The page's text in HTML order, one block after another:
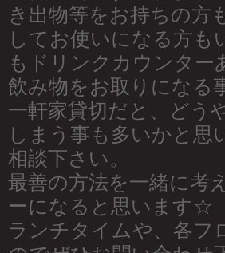
き出物等をお持ちの方
してお使いになる方
もドリンクカウンタ
飲み物をお取りになる
一軒家貸切だと、どう
しまう事も多いかと
相談下さい。
最善の方法を一緒に考
ーになると思います☆
ランチタイムや、各フ